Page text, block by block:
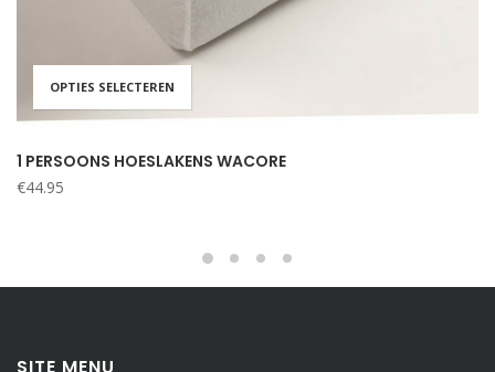
OPTIES SELECTEREN
1 PERSOONS HOESLAKENS WACORE
€44.95